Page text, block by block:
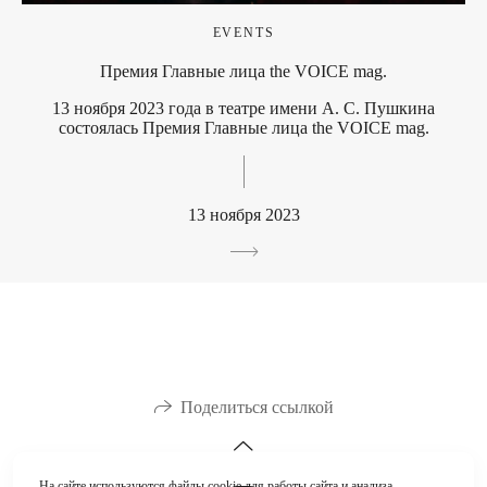
EVENTS
Премия Главные лица the VOICE mag.
13 ноября 2023 года в театре имени А. С. Пушкина
состоялась Премия Главные лица the VOICE mag.
13 ноября 2023
Поделиться ссылкой